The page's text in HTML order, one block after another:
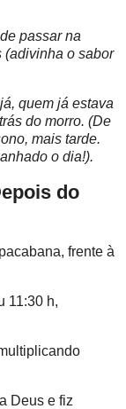
passar na
(adivinha o sabor
quem já estava
do morro. (De
mais tarde.
o dia!).
do
frente à
11:30 h,
Deus e fiz